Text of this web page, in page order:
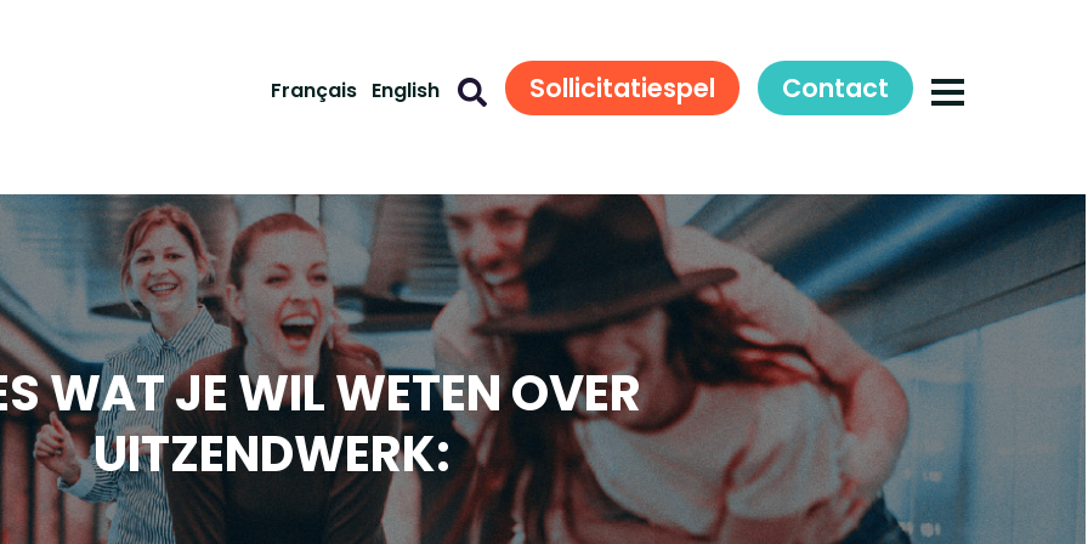
Français English Sollicitatiespel Contact
WAT JE WIL WETEN OVER
UITZENDWERK: